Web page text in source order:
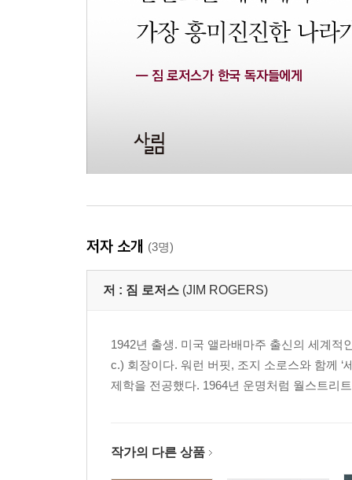
저자 소개 (3명)
저 : 짐 로저스 (JIM ROGERS)
1942년 출생. 미국 앨라배마주 출신의 세계적
c.) 회장이다. 워런 버핏, 조지 소로스와 함께 ‘
제학을 전공했다. 1964년 운명처럼 월스트리
작가의 다른 상품